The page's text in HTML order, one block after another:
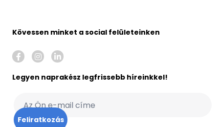
Kövessen minket a social felületeinken
Legyen naprakész legfrissebb híreinkkel!